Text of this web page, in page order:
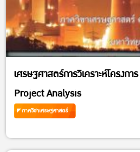
เศรษฐศาสตร์การวิเคราะห์โครงก
Project Analysis
ภาควิชาเศรษฐศาสตร์